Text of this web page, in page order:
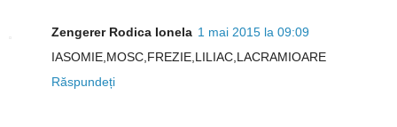
Zengerer Rodica Ionela 1 mai 2015 la 09:09
IASOMIE,MOSC,FREZIE,LILIAC,LACRAMIOARE
Răspundeți